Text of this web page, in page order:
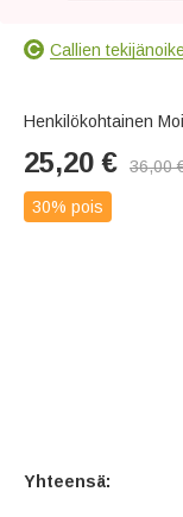
Callien
Henkilökohtainen
25,20 € 36,00
30% pois
Yhteensä: